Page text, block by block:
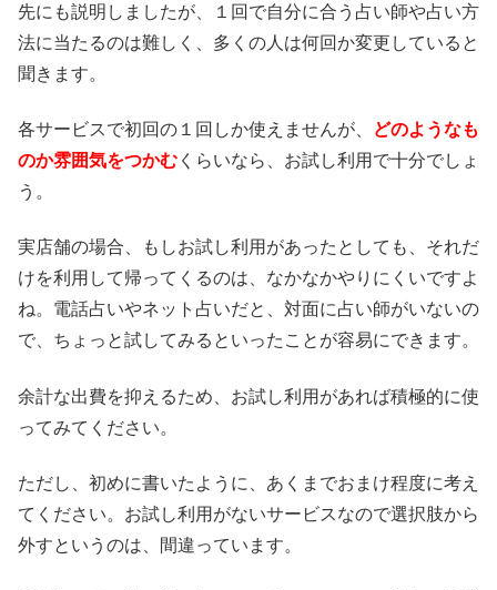
先にも説明しましたが、１回で自分に合う占い師や占い方
法に当たるのは難しく、多くの人は何回か変更していると
聞きます。
各サービスで初回の１回しか使えませんが、
どのようなも
のか雰囲気をつかむ くらいなら、お試し利用で十分でしょ
う。
実店舗の場合、もしお試し利用があったとしても、それだ
けを利用して帰ってくるのは、なかなかやりにくいですよ
ね。電話占いやネット占いだと、対面に占い師がいないの
で、ちょっと試してみるといったことが容易にできます。
余計な出費を抑えるため、お試し利用があれば積極的に使
ってみてください。
ただし、初めに書いたように、あくまでおまけ程度に考え
てください。お試し利用がないサービスなので選択肢から
外すというのは、間違っています。